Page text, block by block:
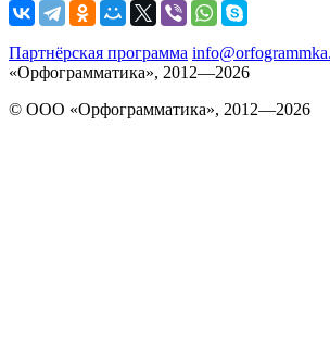
Партнёрская программа
«Орфограмматика», 2012—2026
© ООО «Орфограмматика», 2012—2026